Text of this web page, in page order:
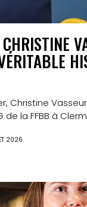
Christine
de la FFBB à
2026